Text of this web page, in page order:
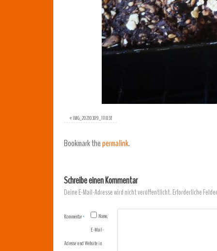
«IMG_20210309_111837
Bookmark thepermalink.
Schreibe einen Kommentar
Deine E-Mail-Adresse wird nicht veröffentlicht.Erforderliche
Kommentar*
Name,
E-Mail-
Adresse und Website in